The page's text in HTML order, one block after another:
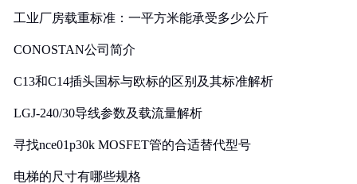
工业厂房载重标准：一平方米能承受多少公斤
CONOSTAN公司简介
C13和C14插头国标与欧标的区别及其标准解析
LGJ-240/30导线参数及载流量解析
寻找nce01p30k MOSFET管的合适替代型号
电梯的尺寸有哪些规格